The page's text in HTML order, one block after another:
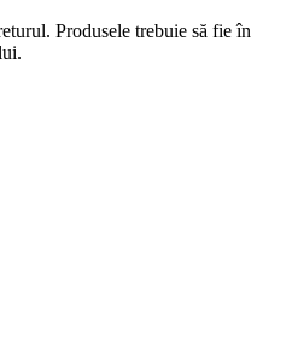
Produsele trebuie să fie în